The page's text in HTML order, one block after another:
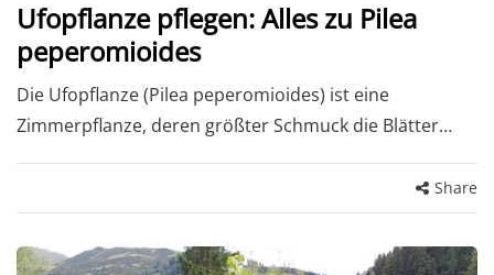
Ufopflanze pflegen: Alles zu Pilea
peperomioides
Die Ufopflanze (Pilea peperomioides) ist eine
Zimmerpflanze, deren größter Schmuck die Blätter…
Share